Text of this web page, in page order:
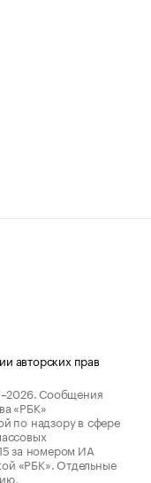
авторских прав
Сообщения
«РБК»
по надзору в сфере
за номером ИА
«РБК». Отдельные